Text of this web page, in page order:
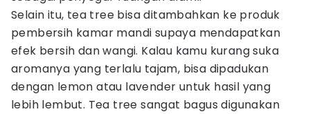
Selain itu, tea tree bisa ditambahkan ke produk
pembersih kamar mandi supaya mendapatkan
efek bersih dan wangi. Kalau kamu kurang suka
aromanya yang terlalu tajam, bisa dipadukan
dengan lemon atau lavender untuk hasil yang
lebih lembut. Tea tree sangat bagus digunakan